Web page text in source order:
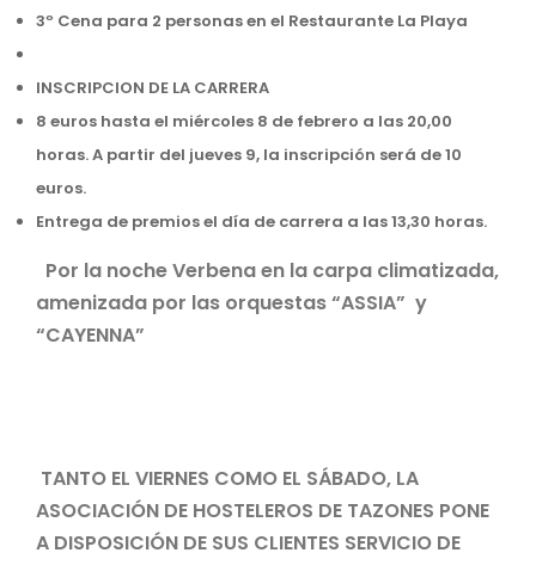
3º Cena para 2 personas en el Restaurante La Playa
INSCRIPCION DE LA CARRERA
8 euros hasta el miércoles 8 de febrero a las 20,00
horas. A partir del jueves 9, la inscripción será de 10
euros.
Entrega de premios el día de carrera a las 13,30 horas.
Por la noche Verbena en la carpa climatizada,
amenizada por las orquestas “ASSIA” y
“CAYENNA”
TANTO EL VIERNES COMO EL SÁBADO, LA
ASOCIACIÓN DE HOSTELEROS DE TAZONES PONE
A DISPOSICIÓN DE SUS CLIENTES SERVICIO DE